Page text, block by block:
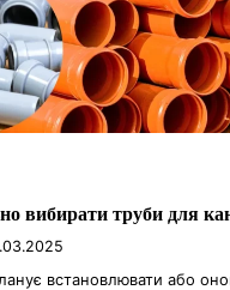
вибирати труби для
встановлювати або